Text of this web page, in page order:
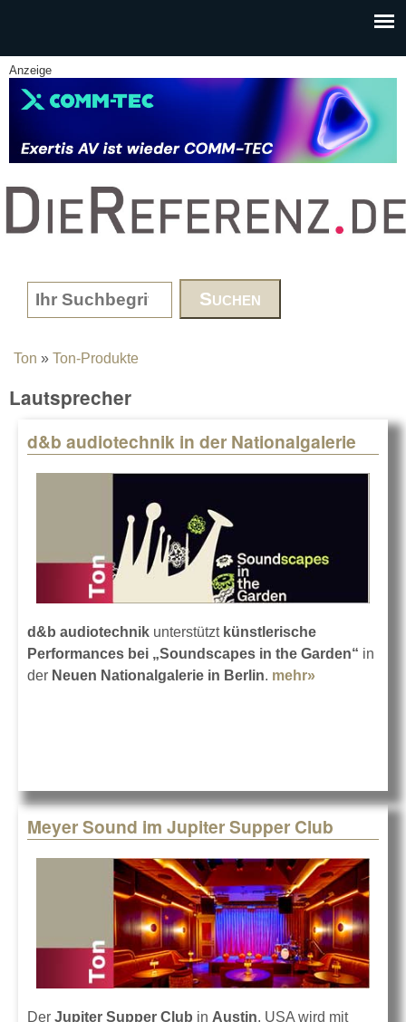
Anzeige
www.DieReferenz.de
Search form
You are here
Ton » Ton-Produkte
Lautsprecher
d&b audiotechnik in der Nationalgalerie
d&b audiotechnik unterstützt künstlerische
Performances bei „Soundscapes in the Garden“ in
der Neuen Nationalgalerie in Berlin. mehr»
Meyer Sound im Jupiter Supper Club
Der Jupiter Supper Club in Austin, USA wird mit
Pages